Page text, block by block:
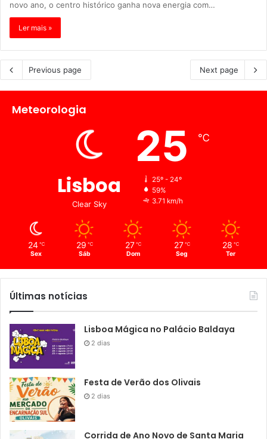
novo ano, o centro histórico ganha nova energia com…
Ler mais »
Previous page Next page
Meteorologia
Lisboa
Clear Sky
25 ℃
25º - 24º
59%
3.71 km/h
24 ℃
Sex
29 ℃
Sáb
27 ℃
Dom
27 ℃
Seg
28 ℃
Ter
Últimas notícias
Lisboa Mágica no Palácio Baldaya
2 dias
Festa de Verão dos Olivais
2 dias
Corrida de Ano Novo de Santa Maria